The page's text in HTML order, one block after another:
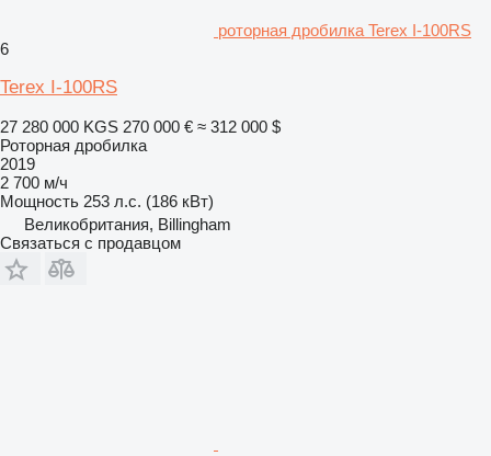
роторная дробилка Terex I-100RS
6
Terex I-100RS
27 280 000 KGS 270 000 € ≈ 312 000 $
Роторная дробилка
2019
2 700 м/ч
Мощность 253 л.с. (186 кВт)
Великобритания, Billingham
Связаться с продавцом